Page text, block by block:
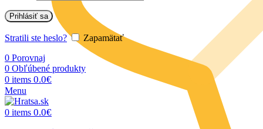
Prihlásiť sa
Stratili ste heslo?
Zapamätať
0 Porovnaj
0 Obľúbené produkty
0 items 0.0€
Menu
0 items 0.0€